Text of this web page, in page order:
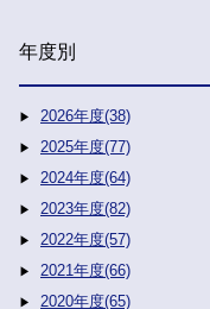
年度別
2026年度(38)
2025年度(77)
2024年度(64)
2023年度(82)
2022年度(57)
2021年度(66)
2020年度(65)